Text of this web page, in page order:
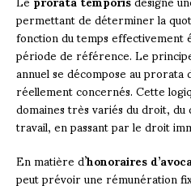
permettant de déterminer la
fonction du temps
période de référence. Le
annuel se décompose au prorata
réellement concernés. Cette
domaines très variés du droit,
travail, en passant par le droit
En matière d’honoraires
peut prévoir une rémunération